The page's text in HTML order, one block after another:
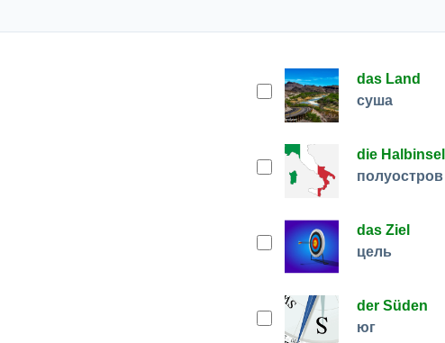
das Land
суша
die Halbinsel
полуостров
das Ziel
цель
der Süden
юг